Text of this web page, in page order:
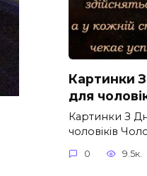
Картинки
для
Картинки З
чоловіків​
0 9.5к.